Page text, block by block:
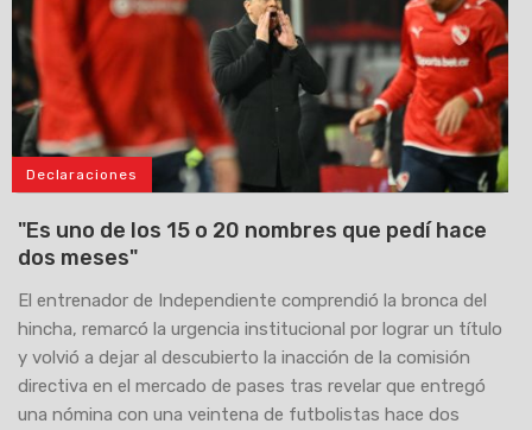
Declaraciones
"Es uno de los 15 o 20 nombres que pedí hace
dos meses"
El entrenador de Independiente comprendió la bronca del
hincha, remarcó la urgencia institucional por lograr un título
y volvió a dejar al descubierto la inacción de la comisión
directiva en el mercado de pases tras revelar que entregó
una nómina con una veintena de futbolistas hace dos